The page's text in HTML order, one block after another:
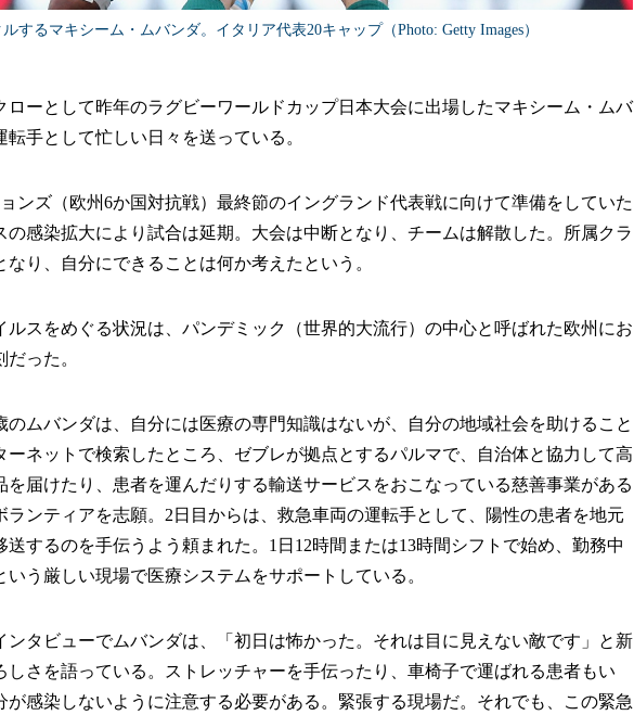
するマキシーム・ムバンダ。イタリア代表20キャップ（Photo: Getty Images）
ーとして昨年のラグビーワールドカップ日本大会に出場したマキシーム・ムバ
手として忙しい日々を送っている。
ンズ（欧州6か国対抗戦）最終節のイングランド代表戦に向けて準備をしていた
の感染拡大により試合は延期。大会は中断となり、チームは解散した。所属クラ
り、自分にできることは何か考えたという。
スをめぐる状況は、パンデミック（世界的大流行）の中心と呼ばれた欧州にお
った。
ムバンダは、自分には医療の専門知識はないが、自分の地域社会を助けること
ーネットで検索したところ、ゼブレが拠点とするパルマで、自治体と協力して高
を届けたり、患者を運んだりする輸送サービスをおこなっている慈善事業がある
ランティアを志願。2日目からは、救急車両の運転手として、陽性の患者を地元
するのを手伝うよう頼まれた。1日12時間または13時間シフトで始め、勤務中
う厳しい現場で医療システムをサポートしている。
タビューでムバンダは、「初日は怖かった。それは目に見えない敵です」と新
しさを語っている。ストレッチャーを手伝ったり、車椅子で運ばれる患者もい
が感染しないように注意する必要がある。緊張する現場だ。それでも、この緊急